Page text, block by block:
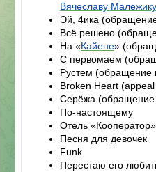
Вячеславу Малежику
Эй, 4ика
Всё решено
На «Кайене»
С первомаем
Рустем (обращение
Broken Heart
Серёжа
По-настоящему
Отель «Кооператор»
Песня для девочек
Funk
Перестаю его